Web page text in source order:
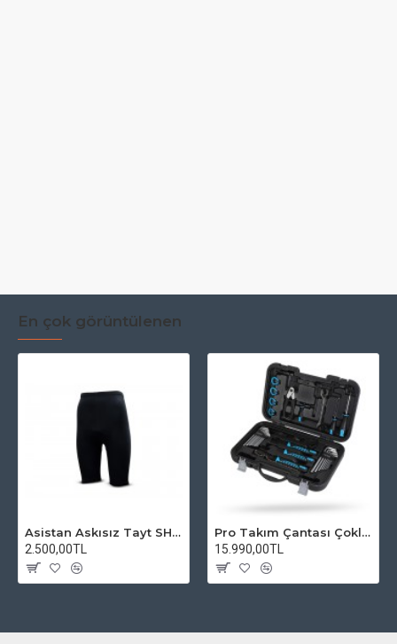
En çok görüntülenen
Asistan Askısız Tayt SH20 Pedli Siyah
2.500,00TL
Pro Takım Çantası Çoklu Tamir Seti
15.990,00TL